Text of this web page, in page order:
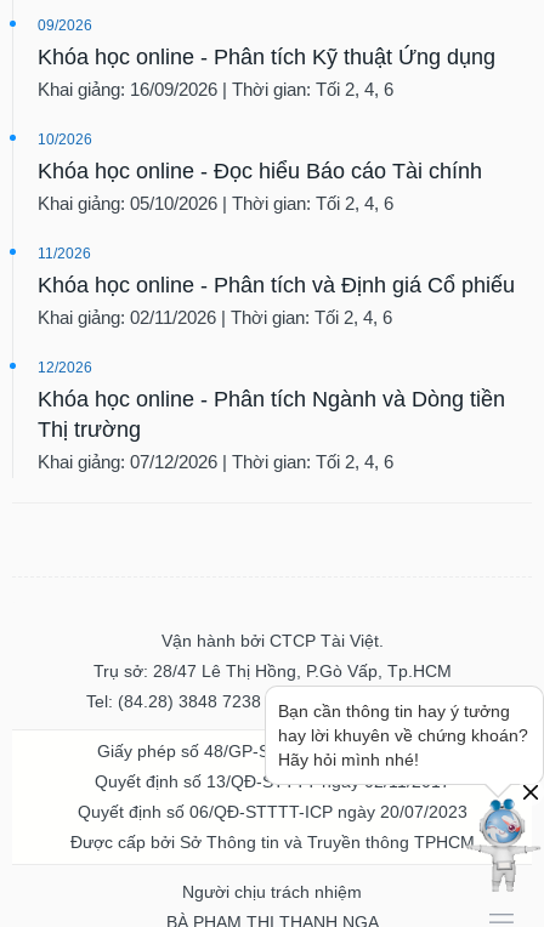
09/2026
Khóa học online - Phân tích Kỹ thuật Ứng dụng
Khai giảng: 16/09/2026 | Thời gian: Tối 2, 4, 6
10/2026
Khóa học online - Đọc hiểu Báo cáo Tài chính
Khai giảng: 05/10/2026 | Thời gian: Tối 2, 4, 6
11/2026
Khóa học online - Phân tích và Định giá Cổ phiếu
Khai giảng: 02/11/2026 | Thời gian: Tối 2, 4, 6
12/2026
Khóa học online - Phân tích Ngành và Dòng tiền
Thị trường
Khai giảng: 07/12/2026 | Thời gian: Tối 2, 4, 6
Vận hành bởi CTCP Tài Việt.
Trụ sở: 28/47 Lê Thị Hồng, P.Gò Vấp, Tp.HCM
Tel: (84.28) 3848 7238 - Fax: (84.28) 3848 7237
Giấy phép số 48/GP-STTTT ngày 04/11/2016
Quyết định số 13/QĐ-STTTT ngày 02/11/2017
Quyết định số 06/QĐ-STTTT-ICP ngày 20/07/2023
Được cấp bởi Sở Thông tin và Truyền thông TPHCM
Người chịu trách nhiệm
BÀ PHẠM THỊ THANH NGA
Bạn cần thông tin hay ý tưởng
hay lời khuyên về chứng khoán?
Hãy hỏi mình nhé!